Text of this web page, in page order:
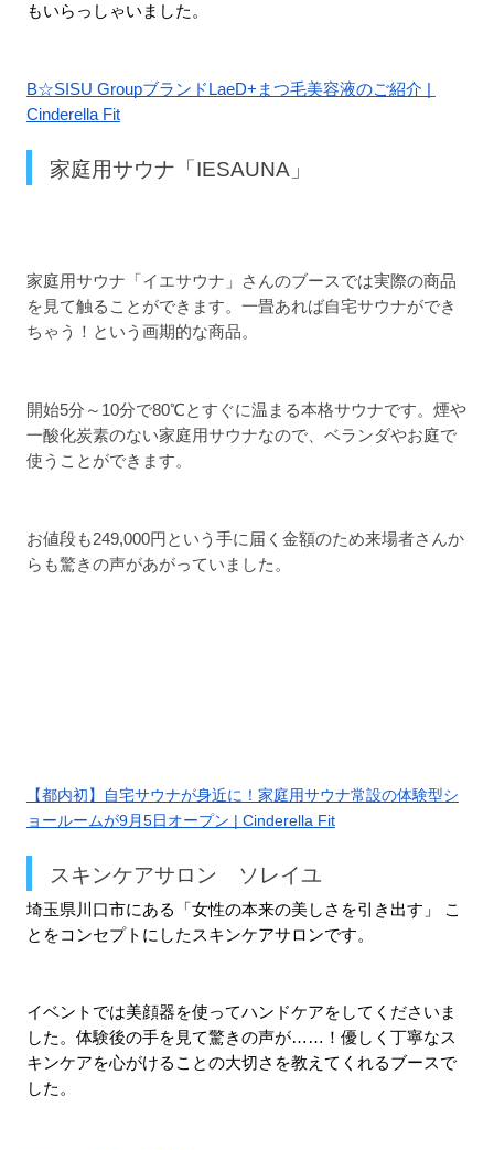
もいらっしゃいました。
B☆SISU GroupブランドLaeD+まつ毛美容液のご紹介 |
Cinderella Fit
家庭用サウナ「IESAUNA」
家庭用サウナ「イエサウナ」さんのブースでは実際の商品
を見て触ることができます。一畳あれば自宅サウナができ
ちゃう！という画期的な商品。
開始5分～10分で80℃とすぐに温まる本格サウナです。煙や
一酸化炭素のない家庭用サウナなので、ベランダやお庭で
使うことができます。
お値段も249,000円という手に届く金額のため来場者さんか
らも驚きの声があがっていました。
【都内初】自宅サウナが身近に！家庭用サウナ常設の体験型シ
ョールームが9月5日オープン | Cinderella Fit
スキンケアサロン　ソレイユ
埼玉県川口市にある「女性の本来の美しさを引き出す」 こ
とをコンセプトにしたスキンケアサロンです。
イベントでは美顔器を使ってハンドケアをしてくださいま
した。体験後の手を見て驚きの声が……！優しく丁寧なス
キンケアを心がけることの大切さを教えてくれるブースで
した。